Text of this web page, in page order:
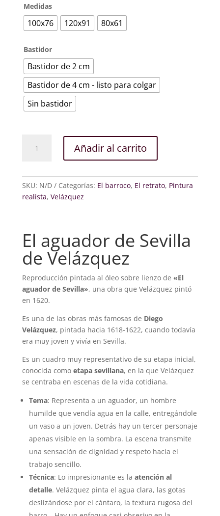
Medidas
100x76 120x91 80x61
Bastidor
Bastidor de 2 cm
Bastidor de 4 cm - listo para colgar
Sin bastidor
aguador
cantidad
Añadir al carrito
SKU: N/D Categorías: El barroco, El retrato, Pintura
realista, Velázquez
El aguador de Sevilla
de Velázquez
Reproducción pintada al óleo sobre lienzo de «El
aguador de Sevilla», una obra que Velázquez pintó
en 1620.
Es una de las obras más famosas de Diego
Velázquez, pintada hacia 1618-1622, cuando todavía
era muy joven y vivía en Sevilla.
Es un cuadro muy representativo de su etapa inicial,
conocida como etapa sevillana, en la que Velázquez
se centraba en escenas de la vida cotidiana.
Tema: Representa a un aguador, un hombre
humilde que vendía agua en la calle, entregándole
un vaso a un joven. Detrás hay un tercer personaje
apenas visible en la sombra. La escena transmite
una sensación de dignidad y respeto hacia el
trabajo sencillo.
Técnica: Lo impresionante es la atención al
detalle. Velázquez pinta el agua clara, las gotas
deslizándose por el cántaro, la textura rugosa del